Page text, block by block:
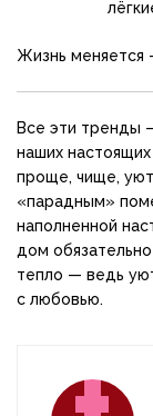
Жизнь меняется
Все эти тренды
наших
проще, чище,
«парадным»
наполненной
дом
тепло — ведь
с любовью.